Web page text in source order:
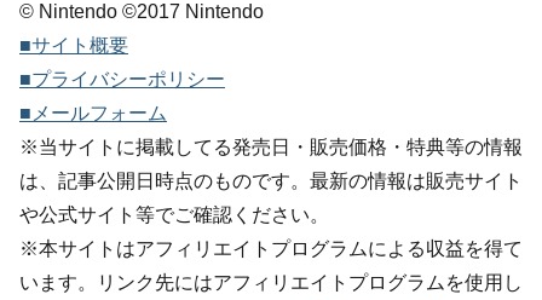
© Nintendo ©2017 Nintendo
■サイト概要
■プライバシーポリシー
■メールフォーム
※当サイトに掲載してる発売日・販売価格・特典等の情報
は、記事公開日時点のものです。最新の情報は販売サイト
や公式サイト等でご確認ください。
※本サイトはアフィリエイトプログラムによる収益を得て
います。リンク先にはアフィリエイトプログラムを使用し